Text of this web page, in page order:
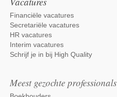
Financiële vacatures
Secretariële vacatures
HR vacatures
Interim vacatures
Schrijf je in bij High Quality
Meest gezochte professionals